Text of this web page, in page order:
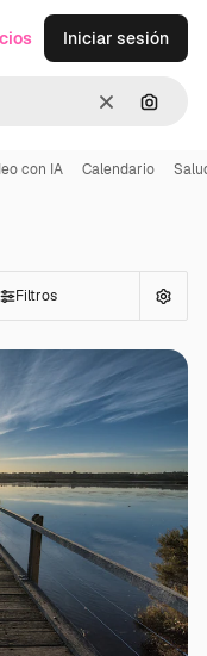
Borrar
Iniciar sesión
con IA Calendario
Filtros